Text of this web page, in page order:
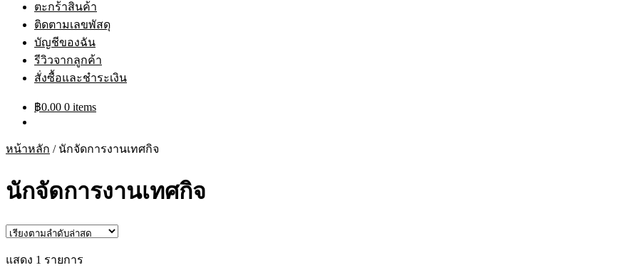
ตะกร้าสินค้า
ติดตามเลขพัสดุ
บัญชีของฉัน
รีวิวจากลูกค้า
สั่งซื้อและชำระเงิน
฿0.00 0 items
หน้าหลัก / นักจัดการงานเทศกิจ
นักจัดการงานเทศกิจ
แสดง 1 รายการ